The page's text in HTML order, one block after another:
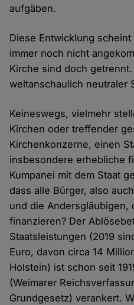
aufgäben.
Diese Entwicklung
immer noch nicht
Kirche sind doch
weltanschaulich neutraler
Keineswegs, vielmehr
Kirchen oder treffender
Kirchenkonzerne, einen
insbesondere erhebliche
Kumpanei mit dem Staat
dass alle Bürger, also
und die Andersgläubigen,
finanzieren? Der
Staatsleistungen (2019
Euro, davon circa 14
Holstein) ist schon seit
(Weimarer
Grundgesetz) verankert.